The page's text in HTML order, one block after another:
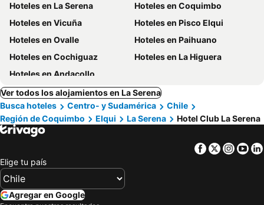
Hoteles en La Serena
Hoteles en Coquimbo
Hoteles en Vicuña
Hoteles en Pisco Elqui
Hoteles en Ovalle
Hoteles en Paihuano
Hoteles en Cochiguaz
Hoteles en La Higuera
Hoteles en Andacollo
Ver todos los alojamientos en La Serena
Busca hoteles
Centro- y Sudamérica
Chile
Región de Coquimbo
Elqui La Serena Hotel Club La Serena
Facebook
Twitter
Elige tu país
Agregar en Google